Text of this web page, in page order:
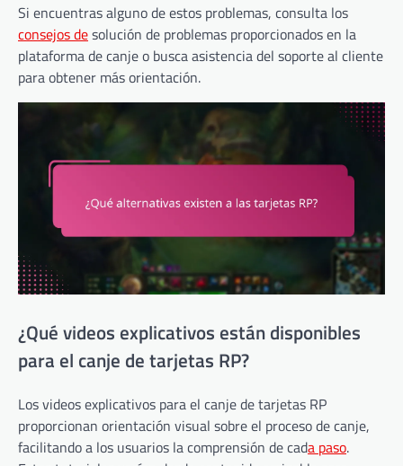
Si encuentras alguno de estos problemas, consulta los
consejos desolución de problemas proporcionados en la
plataforma de canje o busca asistencia del soporte al cliente
para obtener más orientación.
¿Qué videos explicativos están disponibles
para el canje de tarjetas RP?
Los videos explicativos para el canje de tarjetas RP
proporcionan orientación visual sobre el proceso de canje,
facilitando a los usuarios la comprensión de cada paso.